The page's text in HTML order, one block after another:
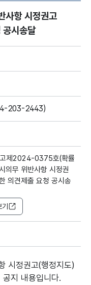
사항 시정권고
공시송달
203-2443)
고제2024-0375호(확률
의무 위반사항 시정권
의견제출 요청 공시송
기
시정권고(행정지도)
지 내용입니다.